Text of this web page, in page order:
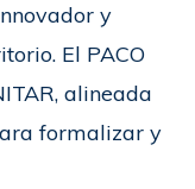
y
El PACO
alineada
formalizar y